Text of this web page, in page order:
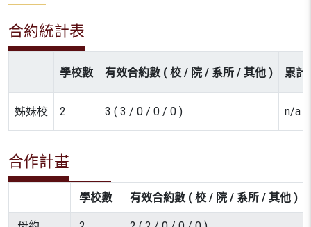
合約統計表
學校數 有效合約數 ( 校 / 院 / 系所 / 其他 ) 累計
姊妹校 2 3 ( 3 / 0 / 0 / 0 ) n/a
合作計畫
學校數 有效合約數 ( 校 / 院 / 系所 / 其他 )